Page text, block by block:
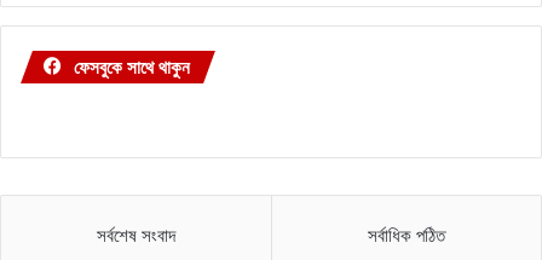
ফেসবুকে সাথে থাকুন
সর্বশেষ সংবাদ সর্বাধিক পঠিত